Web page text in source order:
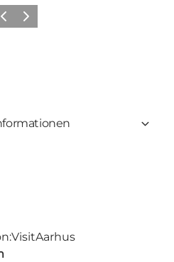
ZurückWeiter
VisitAarhus